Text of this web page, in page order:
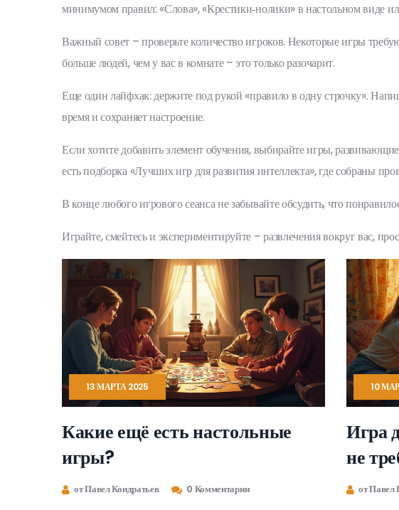
минимумом правил: «Слова», «Крестики‑нолики» в настольном виде
Важный совет – проверьте количество игроков. Некоторые игры
больше людей, чем у вас в комнате – это только разочарит.
Еще один лайфхак: держите под рукой «правило в одну строчку».
время и сохраняет настроение.
Если хотите добавить элемент обучения, выбирайте игры,
есть подборка «Лучших игр для развития интеллекта», где собраны
В конце любого игрового сеанса не забывайте обсудить, что
Играйте, смейтесь и экспериментируйте – развлечения вокруг вас,
13 МАРТА 2025
Какие ещё есть настольные
игры?
от Павел Кондратьев 0 Комментарии
10
Игра
не
от Павел